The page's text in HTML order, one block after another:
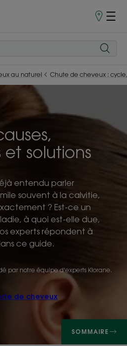
Points
au naturel Chute de cheveux :
solutions
entendu parler
souvent à la calvitie,
? Est-ce un
à quoi est-elle due,
experts répondent à
ce guide.
par notre équipe d'experts Klorane.
de cheveux
SOMMAIRE